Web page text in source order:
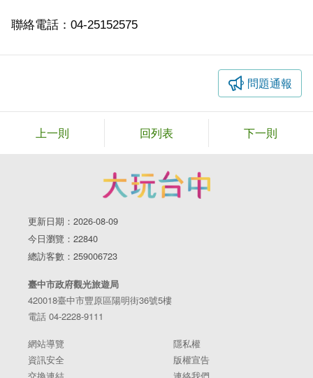
聯絡電話：04-25152575
問題通報
上一則 回列表 下一則
更新日期：2026-08-09
今日瀏覽：22840
總訪客數：259006723
臺中市政府觀光旅遊局
420018臺中市豐原區陽明街36號5樓
電話 04-2228-9111
網站導覽
隱私權
資訊安全
版權宣告